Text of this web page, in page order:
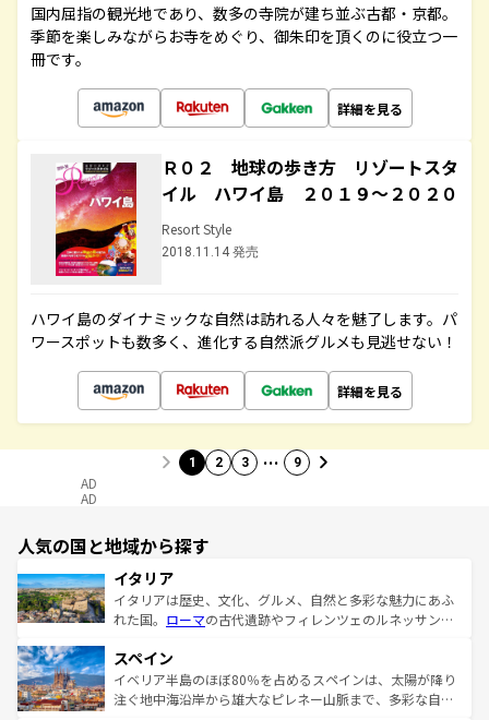
国内屈指の観光地であり、数多の寺院が建ち並ぶ古都・京都。
季節を楽しみながらお寺をめぐり、御朱印を頂くのに役立つ一
冊です。
詳細を見る
Ｒ０２ 地球の歩き方 リゾートスタ
イル ハワイ島 ２０１９～２０２０
Resort Style
2018.11.14 発売
ハワイ島のダイナミックな自然は訪れる人々を魅了します。パ
ワースポットも数多く、進化する自然派グルメも見逃せない！
詳細を見る
1 2 3 … 9
AD
AD
人気の国と地域から探す
イタリア
イタリアは歴史、文化、グルメ、自然と多彩な魅力にあふ
れた国。 ローマの古代遺跡やフィレンツェのルネッサンス
ろん、トスカーナの美しい田園風景やアマルフィ海岸の絶
景など、自然景観も見逃せない。観光の合間には、本場の
ピザやパスタなど、絶品のイタリア料理を堪能することも
スペイン
イベリア半島のほぼ80％を占めるスペインは、太陽が降り
注ぐ地中海沿岸から雄大なピレネー山脈まで、多彩な自然